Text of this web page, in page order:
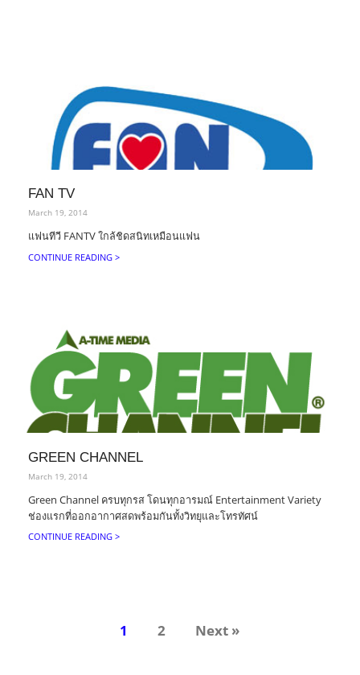
FAN TV
March 19, 2014
แฟนทีวี FANTV ใกล้ชิดสนิทเหมือนแฟน
CONTINUE READING >
GREEN CHANNEL
March 19, 2014
Green Channel ครบทุกรส โดนทุกอารมณ์ Entertainment Variety
ช่องแรกที่ออกอากาศสดพร้อมกันทั้งวิทยุและโทรทัศน์
CONTINUE READING >
1 2 Next »